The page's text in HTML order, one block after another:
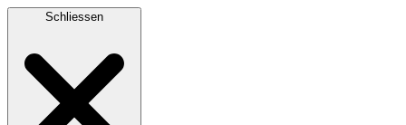
Schliessen